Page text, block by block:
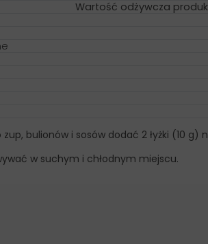
Wartość odżywcza
zup, bulionów i sosów dodać 2 łyżki (10 g)
w suchym i chłodnym miejscu.